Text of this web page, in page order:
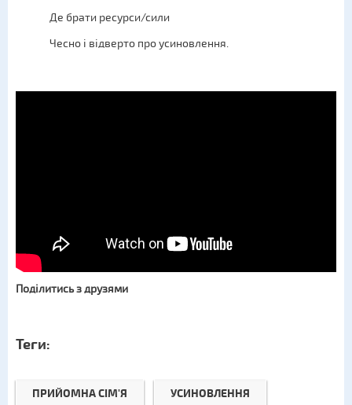
Де брати ресурси/сили
Чесно і відверто про усиновлення.
Поділитись з друзями
Теги:
ПРИЙОМНА СІМ'Я УСИНОВЛЕННЯ